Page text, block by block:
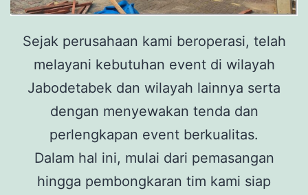
Sejak perusahaan kami beroperasi, telah
melayani kebutuhan event di wilayah
Jabodetabek dan wilayah lainnya serta
dengan menyewakan tenda dan
perlengkapan event berkualitas.
Dalam hal ini, mulai dari pemasangan
hingga pembongkaran tim kami siap